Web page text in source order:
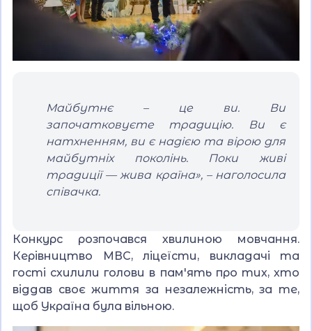
Майбутнє – це ви. Ви
започатковуєте традицію. Ви є
натхненням, ви є надією та вірою для
майбутніх поколінь. Поки живі
традиції — жива країна», – наголосила
співачка.
Конкурс розпочався хвилиною мовчання.
Керівництво МВС, ліцеїсти, викладачі та
гості схилили голови в пам'ять про тих, хто
віддав своє життя за незалежність, за те,
щоб Україна була вільною.